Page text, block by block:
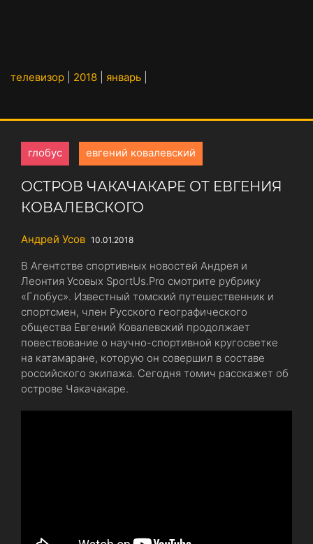
телевизор 2018 январь
глобус евгений ковалевский
ОСТРОВ ЧАКАЧАКАРЕ ОТ ЕВГЕНИЯ
КОВАЛЕВСКОГО
Андрей Усов 10.01.2018
В Агентстве спортивных новостей Андрея и
Леонтия Усовых SportUs.Рro смотрите рубрику
«Глобус». Известный томский путешественник и
спортсмен, член Русского географического
общества Евгений Ковалевский продолжает
повествование о научно-спортивной кругосветке
на катамаране, которую он совершил в составе
российского экипажа. Сегодня томич расскажет об
острове Чакачакаре.